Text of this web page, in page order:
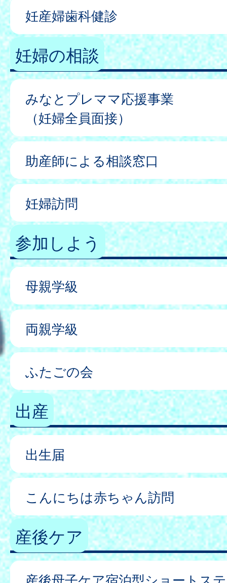
妊産婦歯科健診
妊婦の相談
みなとプレママ応援事業
（妊婦全員面接）
助産師による相談窓口
妊婦訪問
参加しよう
母親学級
両親学級
ふたごの会
出産
出生届
こんにちは赤ちゃん訪問
産後ケア
産後母子ケア宿泊型ショートス